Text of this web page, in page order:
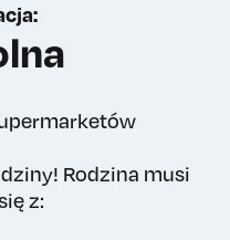
Rodzina musi
z: